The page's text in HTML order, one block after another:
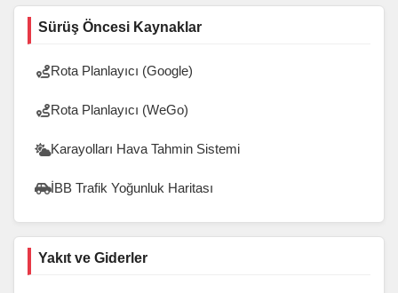
Sürüş Öncesi Kaynaklar
Rota Planlayıcı (Google)
Rota Planlayıcı (WeGo)
Karayolları Hava Tahmin Sistemi
İBB Trafik Yoğunluk Haritası
Yakıt ve Giderler